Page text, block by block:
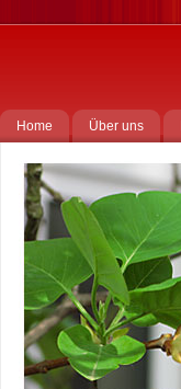
Home Über uns